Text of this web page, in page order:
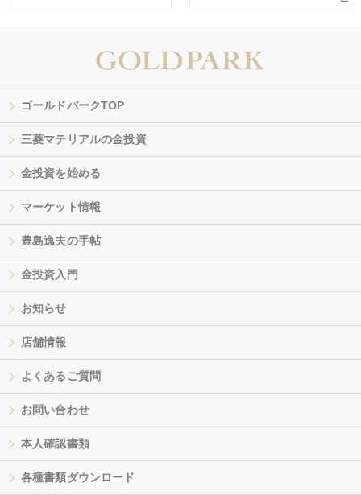
ゴールドパークTOP
三菱マテリアルの金投資
金投資を始める
マーケット情報
豊島逸夫の手帖
金投資入門
お知らせ
店舗情報
よくあるご質問
お問い合わせ
本人確認書類
各種書類ダウンロード